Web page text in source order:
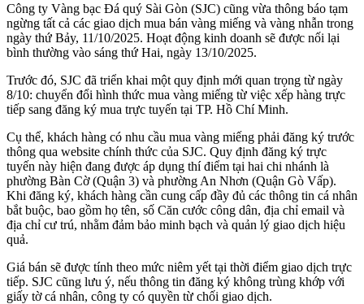
Công ty Vàng bạc Đá quý Sài Gòn (SJC) cũng vừa thông báo tạm
ngừng tất cả các giao dịch mua bán vàng miếng và vàng nhẫn trong
ngày thứ Bảy, 11/10/2025. Hoạt động kinh doanh sẽ được nối lại
bình thường vào sáng thứ Hai, ngày 13/10/2025.
Trước đó, SJC đã triển khai một quy định mới quan trọng từ ngày
8/10: chuyển đổi hình thức mua vàng miếng từ việc xếp hàng trực
tiếp sang đăng ký mua trực tuyến tại TP. Hồ Chí Minh.
Cụ thể, khách hàng có nhu cầu mua vàng miếng phải đăng ký trước
thông qua website chính thức của SJC. Quy định đăng ký trực
tuyến này hiện đang được áp dụng thí điểm tại hai chi nhánh là
phường Bàn Cờ (Quận 3) và phường An Nhơn (Quận Gò Vấp).
Khi đăng ký, khách hàng cần cung cấp đầy đủ các thông tin cá nhân
bắt buộc, bao gồm họ tên, số Căn cước công dân, địa chỉ email và
địa chỉ cư trú, nhằm đảm bảo minh bạch và quản lý giao dịch hiệu
quả.
Giá bán sẽ được tính theo mức niêm yết tại thời điểm giao dịch trực
tiếp. SJC cũng lưu ý, nếu thông tin đăng ký không trùng khớp với
giấy tờ cá nhân, công ty có quyền từ chối giao dịch.